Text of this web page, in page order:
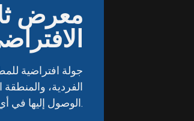
معرض
جولة افتراضية
الفردية،
الوصول إليها في أي وقت ومن أي مكان.
معرض
جولة افتراضية
الفردية،
الوصول إليها في أي وقت ومن أي مكان.